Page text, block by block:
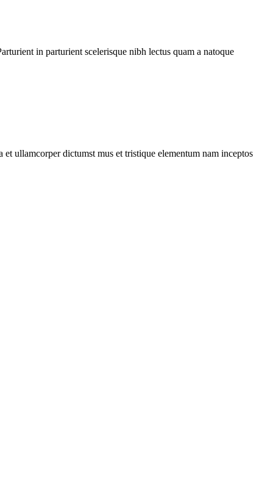
in parturient scelerisque nibh lectus quam a natoque
ullamcorper dictumst mus et tristique elementum nam inceptos